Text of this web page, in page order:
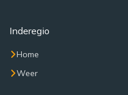
Inderegio
Home
Weer